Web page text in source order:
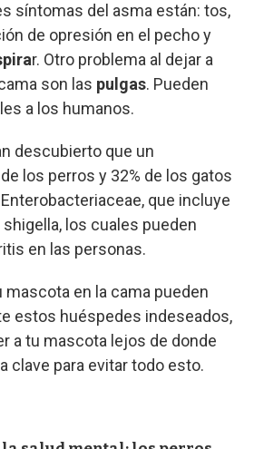
síntomas del asma están: tos,
de opresión en el pecho y
r. Otro problema al dejar a
son las pulgas. Pueden
a los humanos.
descubierto que un
los perros y 32% de los gatos
que incluye
shigella, los cuales pueden
en las personas.
mascota en la cama pueden
estos huéspedes indeseados,
a tu mascota lejos de donde
clave para evitar todo esto.